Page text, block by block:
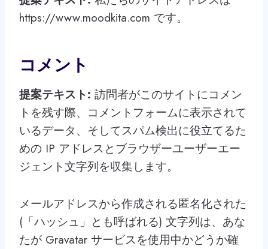
https://www.moodkita.com です。
コメント
提案テキスト: 訪問者がこのサイトにコメン
トを残す際、コメントフォームに表示されて
いるデータ、そしてスパム検出に役立てるた
めの IP アドレスとブラウザーユーザーエー
ジェント文字列を収集します。
メールアドレスから作成される匿名化された
(「ハッシュ」とも呼ばれる) 文字列は、あな
たが Gravatar サービスを使用中かどうか確